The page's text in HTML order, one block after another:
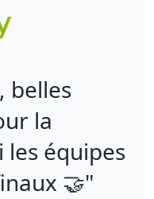
belles
la
équipes
🤝"